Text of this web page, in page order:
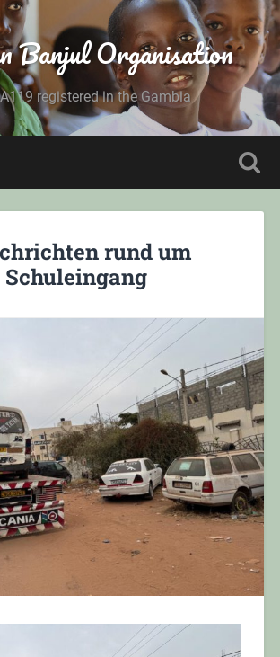
Banjul Organisation
registered in the Gambia
rund um